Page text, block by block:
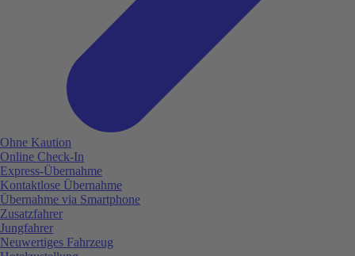
Ohne Kaution
Online Check-In
Express-Übernahme
Kontaktlose Übernahme
Übernahme via Smartphone
Zusatzfahrer
Jungfahrer
Neuwertiges Fahrzeug